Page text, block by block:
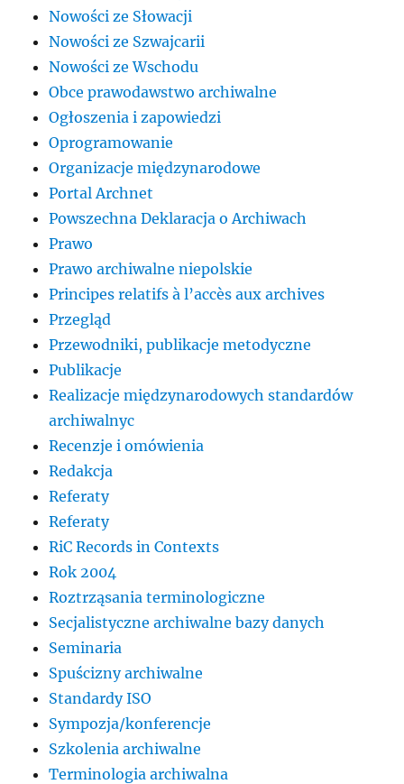
Nowości ze Słowacji
Nowości ze Szwajcarii
Nowości ze Wschodu
Obce prawodawstwo archiwalne
Ogłoszenia i zapowiedzi
Oprogramowanie
Organizacje międzynarodowe
Portal Archnet
Powszechna Deklaracja o Archiwach
Prawo
Prawo archiwalne niepolskie
Principes relatifs à l’accès aux archives
Przegląd
Przewodniki, publikacje metodyczne
Publikacje
Realizacje międzynarodowych standardów
archiwalnyc
Recenzje i omówienia
Redakcja
Referaty
Referaty
RiC Records in Contexts
Rok 2004
Roztrząsania terminologiczne
Secjalistyczne archiwalne bazy danych
Seminaria
Spuścizny archiwalne
Standardy ISO
Sympozja/konferencje
Szkolenia archiwalne
Terminologia archiwalna